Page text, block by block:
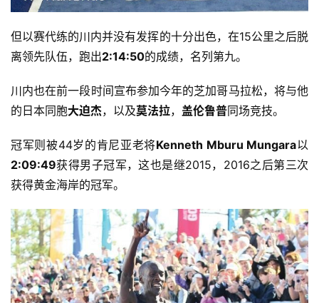
但以赛代练的川内并没有发挥的十分出色，在15公里之后脱
离领先队伍，跑出2:14:50的成绩，名列第九。
川内也在前一段时间宣布参加今年的芝加哥马拉松，将与他
的日本同胞大迫杰，以及莫法拉， 盖伦鲁普同场竞技。
冠军则被44岁的肯尼亚老将Kenneth Mburu Mungara以
2:09:49获得男子冠军，这也是继2015，2016之后第三次
获得黄金海岸的冠军。